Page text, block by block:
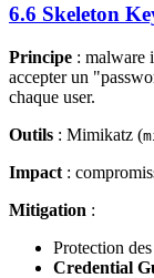
6.6 Skeleton
Principe : malware
accepter un
chaque user.
Outils : Mimikatz (
Impact :
Mitigation :
Protection
Credential